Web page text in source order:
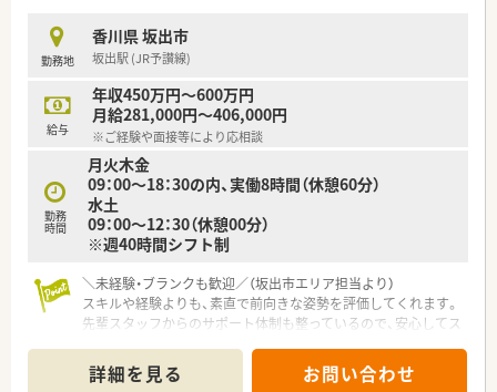
に向き合っており、スタッフの満足度も高い法人です。
【こんな取り組みをしています】
■患者様に選ばれる薬局を目指して、ただの説明に終始しない親
切で丁寧なコミュニケーションを徹底しています。
■自動練り機をはじめとする先進的な調剤設備を積極的に導入
し、薬剤師が投薬に集中できる環境を整えています。
■風通しの良い組織作りが徹底されており、経営陣に対して現場
からの意見や提案を伝えやすい環境が魅力です。
勤務地
香川県 坂出市
坂出駅 (JR予讃線)
給与
年収450万円～600万円
月給281,000円～406,000円
※ご経験や面接等により応相談
勤務
時間
月火木金
09：00～18：30の内、実働8時間（休憩60分）
水土
09：00～12：30（休憩00分）
※週40時間シフト制
＼未経験・ブランクも歓迎／（坂出市エリア担当より）
スキルや経験よりも、素直で前向きな姿勢を評価してくれます。
先輩スタッフからのサポート体制も整っているので、安心してス
＊------------------------------------------＊
詳細を見る お問い合わせ